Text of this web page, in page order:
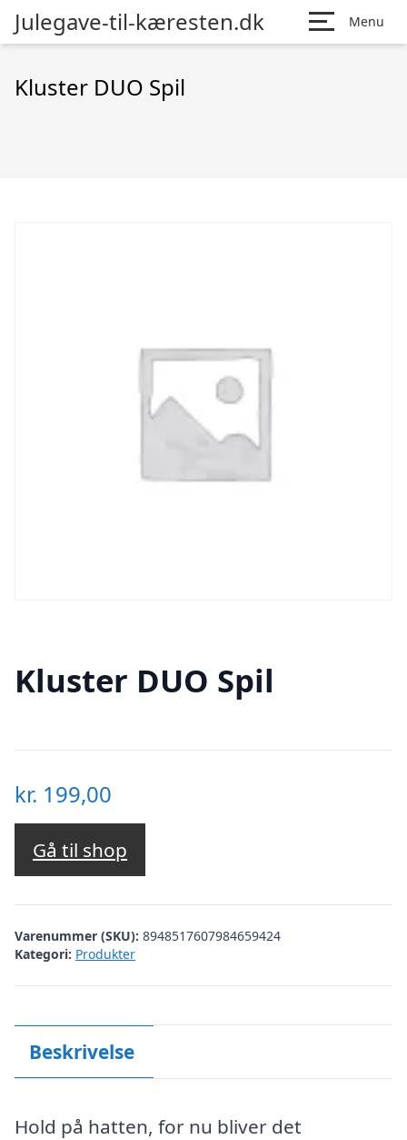
Julegave-til-kæresten.dk Menu
Kluster DUO Spil
Kluster DUO Spil
kr. 199,00
Gå til shop
Varenummer (SKU): 8948517607984659424
Kategori: Produkter
Beskrivelse
Hold på hatten, for nu bliver det